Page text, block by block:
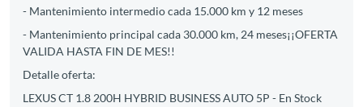
- Mantenimiento intermedio cada 15.000 km y 12 meses
- Mantenimiento principal cada 30.000 km, 24 meses¡¡OFERTA
VALIDA HASTA FIN DE MES!!
Detalle oferta:
LEXUS CT 1.8 200H HYBRID BUSINESS AUTO 5P - En Stock